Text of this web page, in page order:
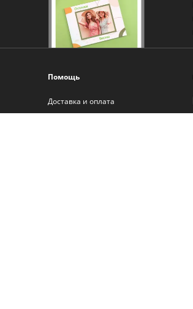
Помощь
Доставка и оплата